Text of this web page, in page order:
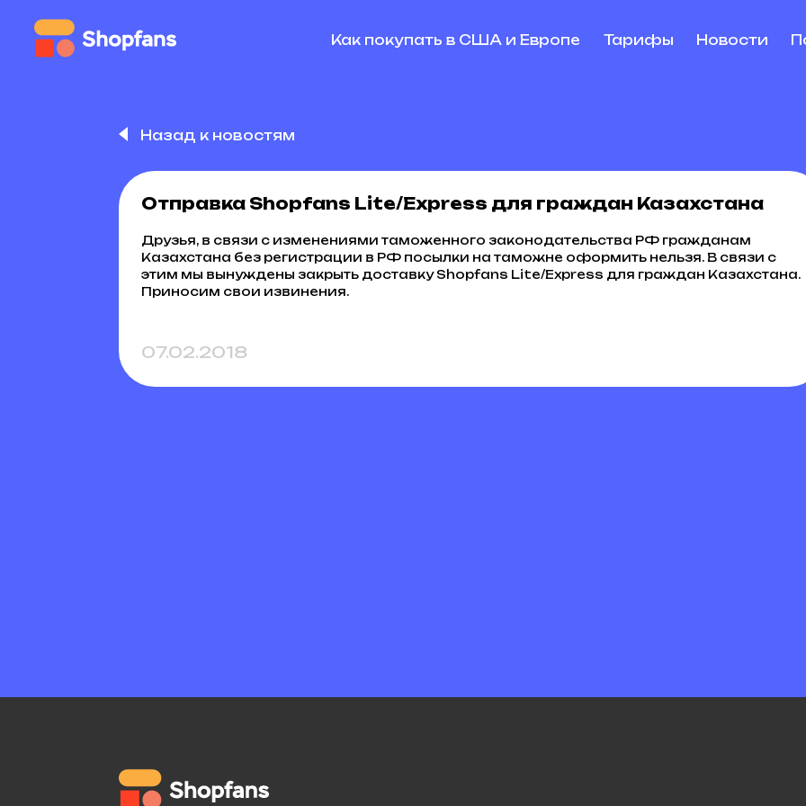
Как покупать в США и Европе Тарифы Новости
Назад к новостям
Отправка Shopfans Lite/Express для граждан Казахстана
Друзья, в связи с изменениями таможенного законодательства РФ гражданам
Казахстана без регистрации в РФ посылки на таможне оформить нельзя. В связи с
этим мы вынуждены закрыть доставку Shopfans Lite/Express для граждан Казахстана.
Приносим свои извинения.
07.02.2018